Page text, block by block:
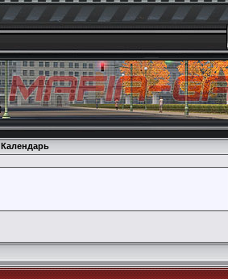
Календарь